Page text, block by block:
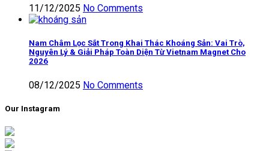
11/12/2025 No Comments
Nam Châm Lọc Sắt Trong Khai Thác Khoáng Sản: Vai Trò,
Nguyên Lý & Giải Pháp Toàn Diện Từ Vietnam Magnet Cho
2026
08/12/2025 No Comments
Our Instagram